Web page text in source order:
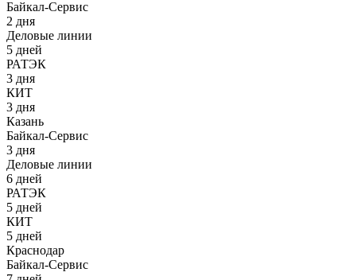
Байкал-Сервис
2 дня
Деловые линии
5 дней
РАТЭК
3 дня
КИТ
3 дня
Казань
Байкал-Сервис
3 дня
Деловые линии
6 дней
РАТЭК
5 дней
КИТ
5 дней
Краснодар
Байкал-Сервис